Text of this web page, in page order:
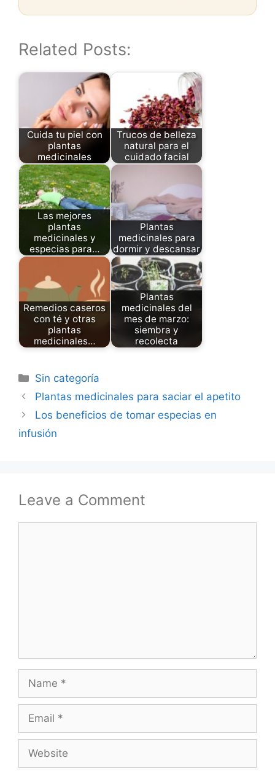
Related Posts:
Cuida tu piel con
plantas
medicinales
Trucos de belleza
natural para el
cuidado facial
Las mejores
plantas
medicinales y
especias para…
Plantas
medicinales para
dormir y descansar
Remedios caseros
con té y otras
plantas
medicinales…
Plantas
medicinales del
mes de marzo:
siembra y
recolecta
Categories
Sin categoría
Plantas medicinales para saciar el apetito
Los beneficios de tomar especias en
infusión
Leave a Comment
Name
Email
Website